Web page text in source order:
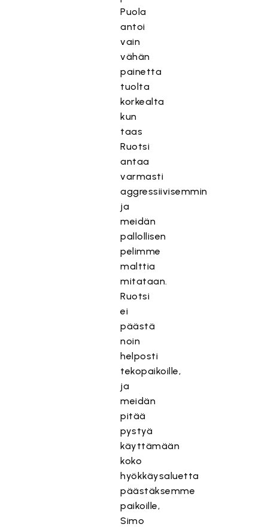
Puola
antoi
vain
vähän
painetta
tuolta
korkealta
kun
taas
Ruotsi
antaa
varmasti
aggressiivisemmin
ja
meidän
pallollisen
pelimme
malttia
mitataan.
Ruotsi
ei
päästä
noin
helposti
tekopaikoille,
ja
meidän
pitää
pystyä
käyttämään
koko
hyökkäysaluetta
päästäksemme
paikoille,
Simo